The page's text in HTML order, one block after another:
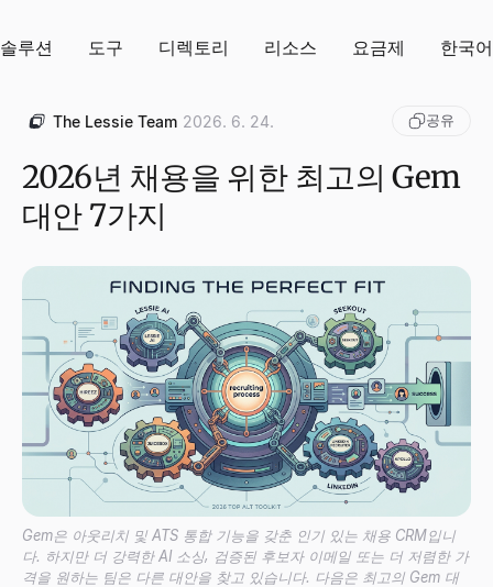
솔루션 도구 디렉토리 리소스 요금제 한국어
The Lessie Team 2026. 6. 24. 공유
2026년 채용을 위한 최고의 Gem
대안 7가지
Gem은 아웃리치 및 ATS 통합 기능을 갖춘 인기 있는 채용 CRM입니
다. 하지만 더 강력한 AI 소싱, 검증된 후보자 이메일 또는 더 저렴한 가
격을 원하는 팀은 다른 대안을 찾고 있습니다. 다음은 최고의 Gem 대